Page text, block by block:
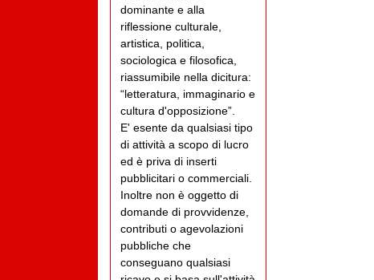
dominante e alla
riflessione culturale,
artistica, politica,
sociologica e filosofica,
riassumibile nella dicitura:
“letteratura, immaginario e
cultura d'opposizione”.
E' esente da qualsiasi tipo
di attività a scopo di lucro
ed è priva di inserti
pubblicitari o commerciali.
Inoltre non è oggetto di
domande di provvidenze,
contributi o agevolazioni
pubbliche che
conseguano qualsiasi